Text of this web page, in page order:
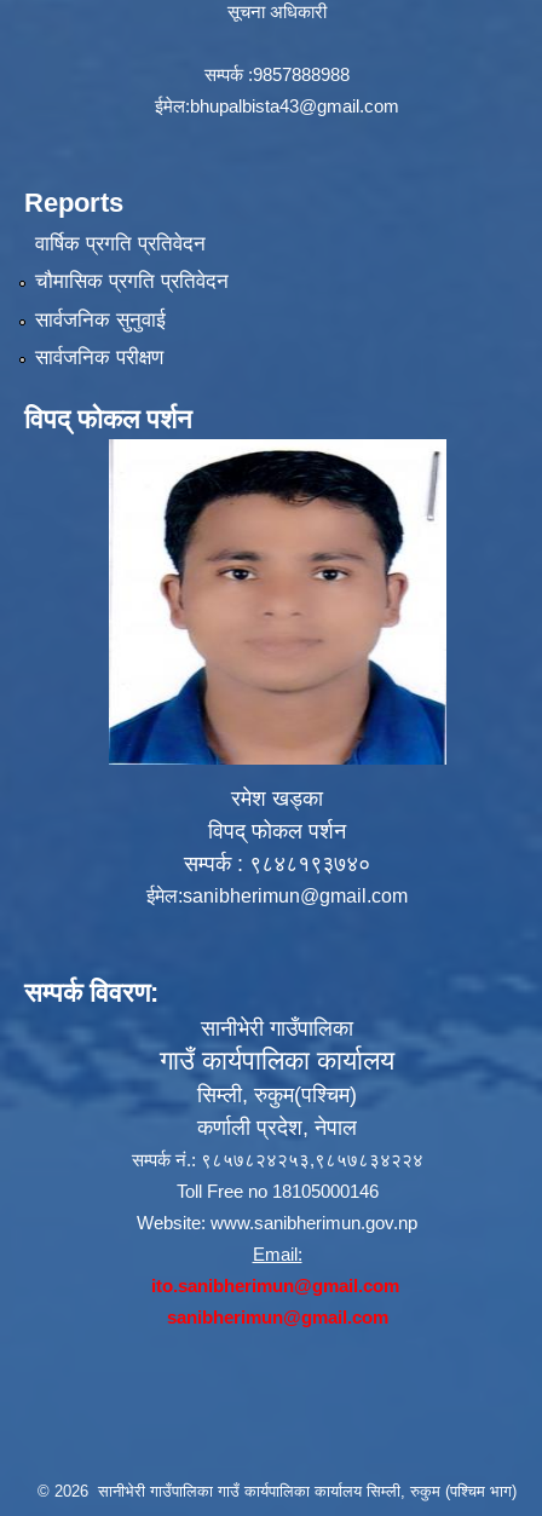
सूचना अधिकारी
सम्पर्क :9857888988
ईमेल:bhupalbista43@gmail.com
Reports
वार्षिक प्रगति प्रतिवेदन
चौमासिक प्रगति प्रतिवेदन
सार्वजनिक सुनुवाई
सार्वजनिक परीक्षण
विपद् फोकल पर्शन
रमेश खड्का
विपद् फोकल पर्शन
सम्पर्क : ९८४८१९३७४०
ईमेल:sanibherimun@gmail.com
सम्पर्क विवरण:
सानीभेरी गाउँपालिका
गाउँ कार्यपालिका कार्यालय
सिम्ली, रुकुम(पश्‍चिम)
कर्णाली प्रदेश, नेपाल
सम्पर्क नं.: ९८५७८२४२५३,९८५७८३४२२४
Toll Free no 18105000146
Website: www.sanibherimun.gov.np
Email:
ito.sanibherimun@gmail.com
sanibherimun@gmail.com
© 2026 सानीभेरी गाउँपालिका गाउँ कार्यपालिका कार्यालय सिम्ली, रुकुम (पश्चिम भाग)